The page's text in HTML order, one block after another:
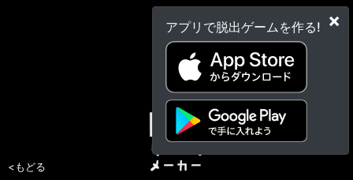
×
アプリで脱出ゲームを作る!
<もどる